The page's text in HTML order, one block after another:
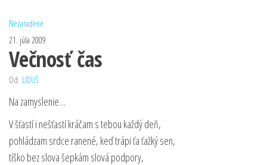
Nezaradené
21. júla 2009
Večnosť čas
Od LIDUŠ
Na zamyslenie…
V šťastí i nešťastí kráčam s tebou každý deň,
pohládzam srdce ranené, keď trápi ťa ťažký sen,
tíško bez slova šepkám slová podpory,